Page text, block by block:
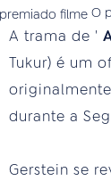
O
A trama de '
Tukur) é um
durante a
Gerstein se